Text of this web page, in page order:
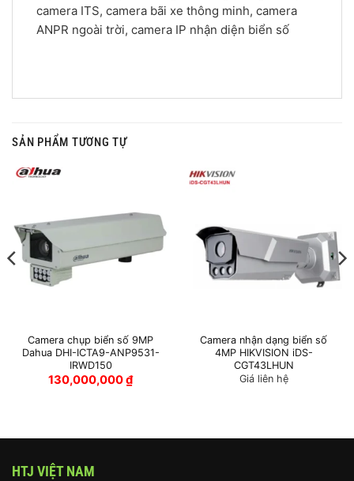
camera ITS, camera bãi xe thông minh, camera
ANPR ngoài trời, camera IP nhận diện biển số
SẢN PHẨM TƯƠNG TỰ
Camera chụp biển số 9MP
Dahua DHI-ICTA9-ANP9531-
IRWD150
130,000,000₫
Camera nhận dạng biển số
4MP HIKVISION iDS-
CGT43LHUN
Giá liên hệ
HTJ VIỆT NAM